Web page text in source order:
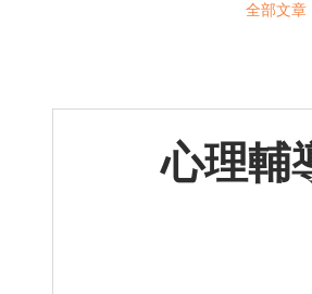
心理輔
全部文章